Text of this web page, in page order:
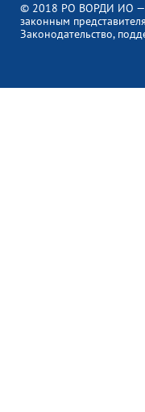
© 2018 РО ВОРДИ ИО —
законным
Законодательство,